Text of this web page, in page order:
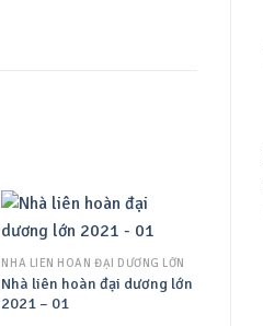
NHÀ LIÊN HOÀN ĐẠI DƯƠNG LỚN
Nhà liên hoàn đại dương lớn
2021 – 01